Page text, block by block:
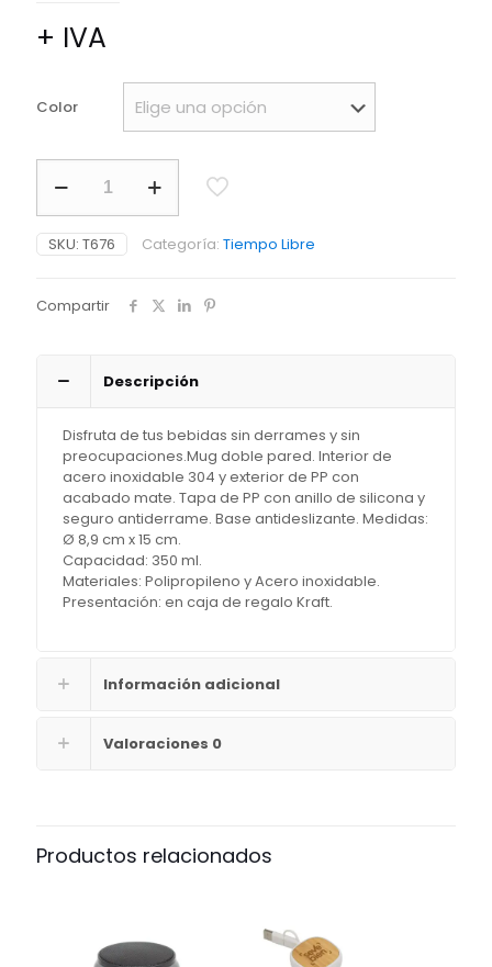
+ IVA
Color
"CAMPER"
cantidad
SKU: T676 Categoría: Tiempo Libre
Compartir
Descripción
Disfruta de tus bebidas sin derrames y sin
preocupaciones.Mug doble pared. Interior de
acero inoxidable 304 y exterior de PP con
acabado mate. Tapa de PP con anillo de silicona y
seguro antiderrame. Base antideslizante. Medidas:
Ø 8,9 cm x 15 cm.
Capacidad: 350 ml.
Materiales: Polipropileno y Acero inoxidable.
Presentación: en caja de regalo Kraft.
Información adicional
Valoraciones 0
Productos relacionados